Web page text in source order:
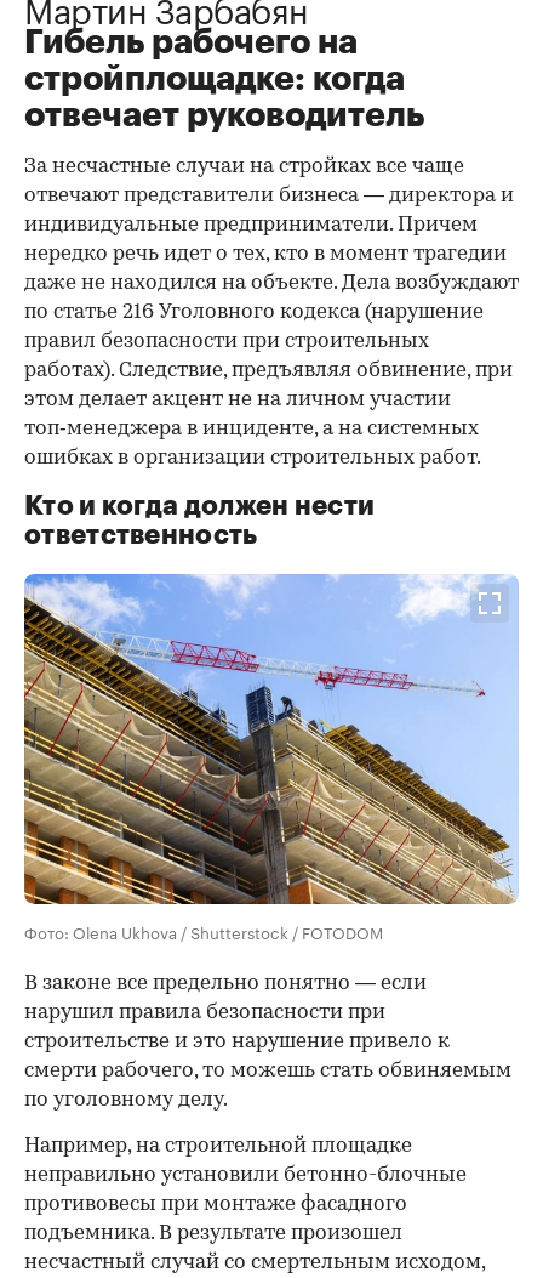
Гибель рабочего на
стройплощадке: когда
отвечает руководитель
За несчастные случаи на стройках все чаще
отвечают представители бизнеса — директора и
индивидуальные предприниматели. Причем
нередко речь идет о тех, кто в момент трагедии
даже не находился на объекте. Дела возбуждают
по статье 216 Уголовного кодекса (нарушение
правил безопасности при строительных
работах). Следствие, предъявляя обвинение, при
этом делает акцент не на личном участии
топ‑менеджера в инциденте, а на системных
ошибках в организации строительных работ.
Кто и когда должен нести
ответственность
Фото: Olena Ukhova / Shutterstock / FOTODOM
00:00
В законе все предельно понятно — если
нарушил правила безопасности при
строительстве и это нарушение привело к
смерти рабочего, то можешь стать обвиняемым
по уголовному делу.
Например, на строительной площадке
неправильно установили бетонно-блочные
противовесы при монтаже фасадного
подъемника. В результате произошел
несчастный случай со смертельным исходом,